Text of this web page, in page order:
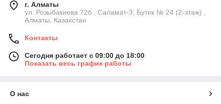
г. Алматы
ул. Розыбакиева 72б , Саламат-3, Бутик № 24 (2-этаж) ,
Алматы, Казахстан
Контакты
Сегодня работает с 09:00 до 18:00
Показать весь график работы
О нас